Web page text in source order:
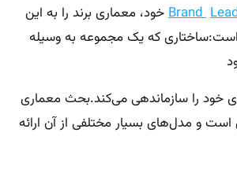
Brandخود، معماری برند را به این
که یک مجموعه به وسیله
خود را سازماندهی می‌کند.بحث معماری
و مدل‌های بسیار مختلفی از آن ارائه